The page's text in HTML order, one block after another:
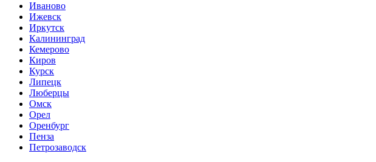
Иваново
Ижевск
Иркутск
Калининград
Кемерово
Киров
Курск
Липецк
Люберцы
Омск
Орел
Оренбург
Пенза
Петрозаводск